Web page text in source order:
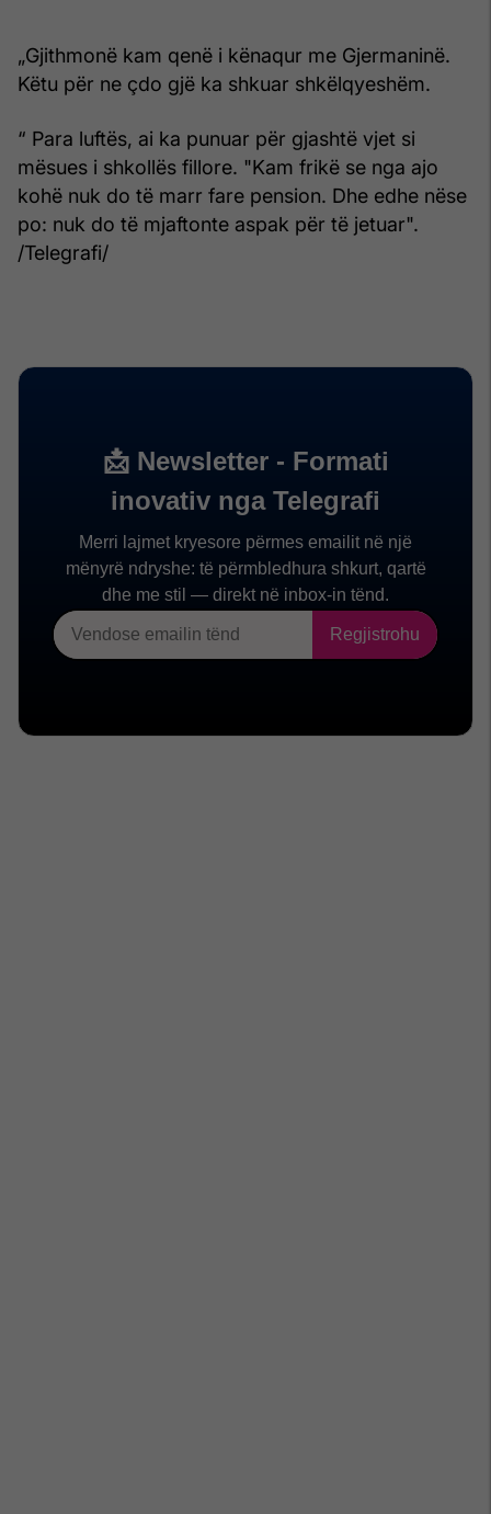
„Gjithmonë kam qenë i kënaqur me Gjermaninë.
Këtu për ne çdo gjë ka shkuar shkëlqyeshëm.
“ Para luftës, ai ka punuar për gjashtë vjet si
mësues i shkollës fillore. "Kam frikë se nga ajo
kohë nuk do të marr fare pension. Dhe edhe nëse
po: nuk do të mjaftonte aspak për të jetuar".
/Telegrafi/